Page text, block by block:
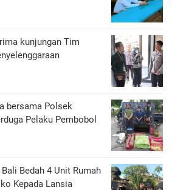
kunjungan Tim
bersama Polsek
Pelaku Pembobol
Bedah 4 Unit Rumah
Kepada Lansia